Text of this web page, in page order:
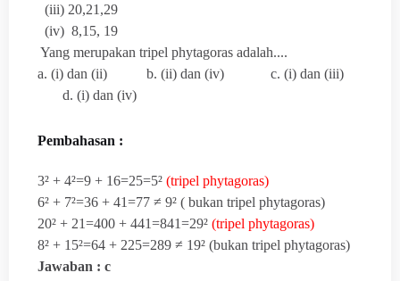
(iii) 20,21,29
(iv) 8,15, 19
Yang merupakan tripel phytagoras adalah....
a. (i) dan (ii) b. (ii) dan (iv) c. (i) dan (iii)
d. (i) dan (iv)
Pembahasan :
3² + 4²=9 + 16=25=5² (tripel phytagoras)
6² + 7²=36 + 41=77 ≠ 9² ( bukan tripel phytagoras)
20² + 21=400 + 441=841=29² (tripel phytagoras)
8² + 15²=64 + 225=289 ≠ 19² (bukan tripel phytagoras)
Jawaban : c